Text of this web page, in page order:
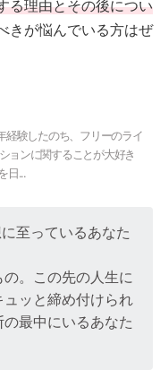
る理由とその後につい
きが悩んでいる方はぜ
経験したのち、フリーのライ
ョンに関することが大好き
日...
至っているあなた
。この先の人生に
ッと締め付けられ
最中にいるあなた